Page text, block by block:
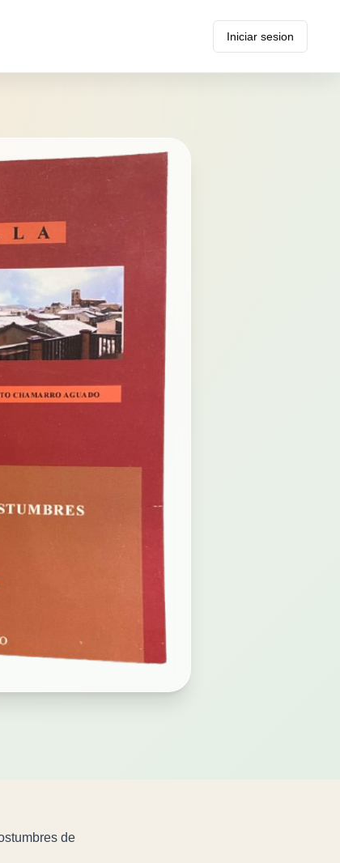
Iniciar sesion
de